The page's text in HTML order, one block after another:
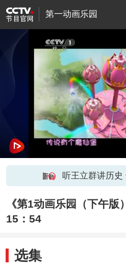
第一动画乐园
听王立群讲历史
《第1动画乐园（下午版
15：54
选集